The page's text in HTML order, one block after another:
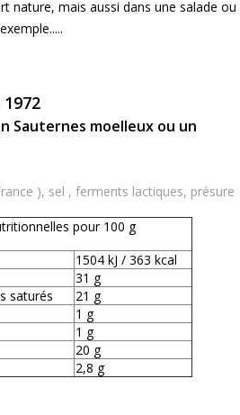
nature, mais aussi dans une salade ou
Sauternes moelleux ou un
), sel , ferments lactiques, présure
pour 100 g
1504 kJ / 363 kcal
31 g
saturés
21 g
1 g
1 g
20 g
2,8 g